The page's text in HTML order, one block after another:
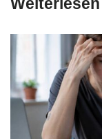
Weiterlesen